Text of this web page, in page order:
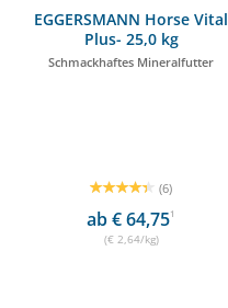
EGGERSMANN Horse Vital
Plus- 25,0 kg
Schmackhaftes Mineralfutter
(6)
ab € 64,751
(€ 2,64/kg)